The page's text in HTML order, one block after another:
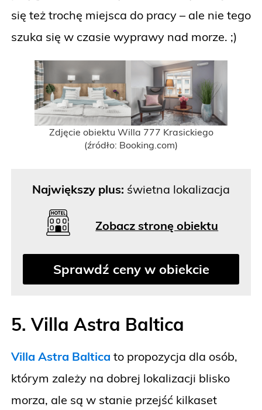
się też trochę miejsca do pracy – ale nie tego
szuka się w czasie wyprawy nad morze. ;)
Zdjęcie obiektu Willa 777 Krasickiego
(źródło: Booking.com)
Największy plus: świetna lokalizacja
Zobacz stronę obiektu
Sprawdź ceny w obiekcie
5. Villa Astra Baltica
Villa Astra Baltica to propozycja dla osób,
którym zależy na dobrej lokalizacji blisko
morza, ale są w stanie przejść kilkaset